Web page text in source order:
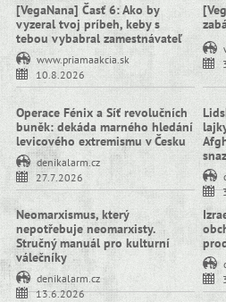
[VegaNana] Časť 6: Ako by
vyzeral tvoj príbeh, keby s
tebou vybabral zamestnávateľ
www.priamaakcia.sk
10.8.2026
Operace Fénix a Síť revolučních
buněk: dekáda marného hledání
levicového extremismu v Česku
denikalarm.cz
27.7.2026
Neomarxismus, který
nepotřebuje neomarxisty.
Stručný manuál pro kulturní
válečníky
denikalarm.cz
13.6.2026